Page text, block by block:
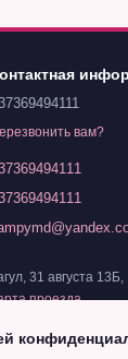
вам?
31 августа 13Б,
проезда